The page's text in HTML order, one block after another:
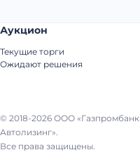
© 2018-2026 ООО «Газпромбанк
Автолизинг».
Все права защищены.
Аукцион
Текущие торги
Ожидают решения